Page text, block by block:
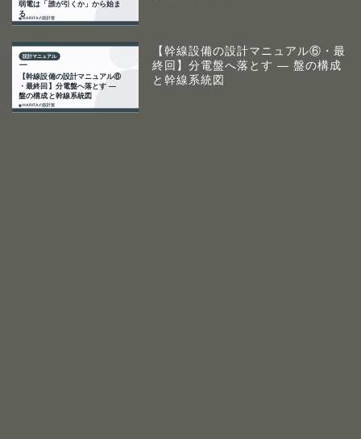
【幹線設備の設計マニュアル⑥・最
終回】分電盤へ落とす ― 盤の構成
と幹線系統図